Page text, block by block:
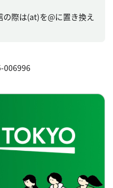
際は(at)を@に置き換え
006996